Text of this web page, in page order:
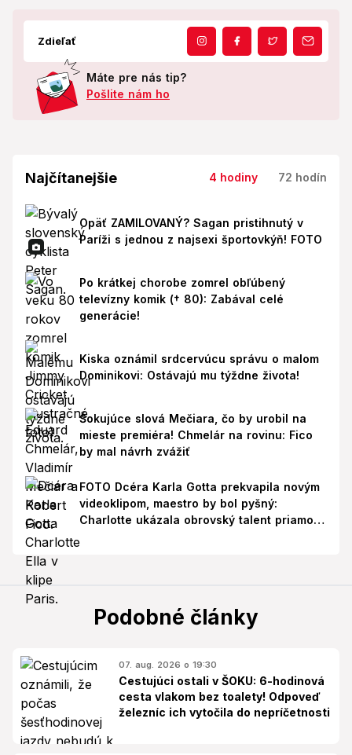
Zdieľať
Máte pre nás tip?
Pošlite nám ho
Najčítanejšie 4 hodiny 72 hodín
Opäť ZAMILOVANÝ? Sagan pristihnutý v
Paríži s jednou z najsexi športovkýň! FOTO
Po krátkej chorobe zomrel obľúbený
televízny komik († 80): Zabával celé
generácie!
Kiska oznámil srdcervúcu správu o malom
Dominikovi: Ostávajú mu týždne života!
Šokujúce slová Mečiara, čo by urobil na
mieste premiéra! Chmelár na rovinu: Fico
by mal návrh zvážiť
FOTO Dcéra Karla Gotta prekvapila novým
videoklipom, maestro by bol pyšný:
Charlotte ukázala obrovský talent priamo v
Podobné články
07. aug. 2026 o 19:30
Cestujúci ostali v ŠOKU: 6-hodinová
cesta vlakom bez toalety! Odpoveď
železníc ich vytočila do nepríčetnosti